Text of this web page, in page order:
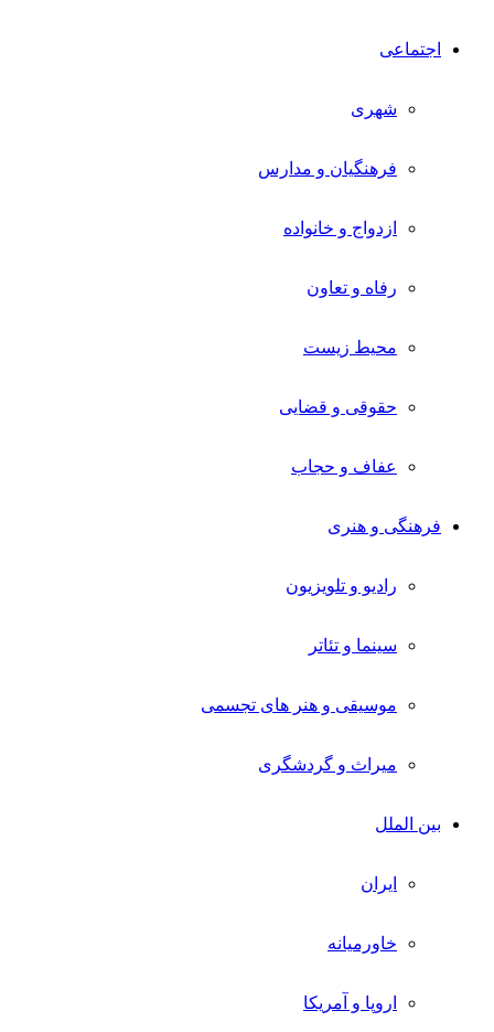
اجتماعی
شهری
فرهنگیان و مدارس
ازدواج و خانواده
رفاه و تعاون
محیط زیست
حقوقی و قضایی
عفاف و حجاب
فرهنگی و هنری
رادیو و تلویزیون
سینما و تئاتر
موسیقی و هنر های تجسمی
میراث و گردشگری
بین الملل
ایران
خاورمیانه
اروپا و آمریکا